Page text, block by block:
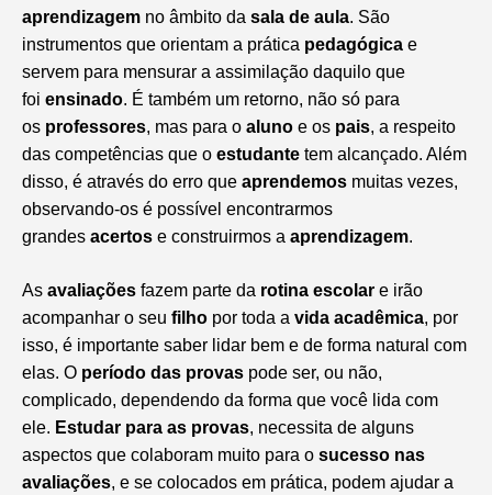
aprendizagem no âmbito da sala de aula. São
instrumentos que orientam a prática pedagógica e
servem para mensurar a assimilação daquilo que
foi ensinado. É também um retorno, não só para
os professores, mas para o aluno e os pais, a respeito
das competências que o estudante tem alcançado. Além
disso, é através do erro que aprendemos muitas vezes,
observando-os é possível encontrarmos
grandes acertos e construirmos a aprendizagem.
As avaliações fazem parte da rotina escolar e irão
acompanhar o seu filho por toda a vida acadêmica, por
isso, é importante saber lidar bem e de forma natural com
elas. O período das provas pode ser, ou não,
complicado, dependendo da forma que você lida com
ele. Estudar para as provas, necessita de alguns
aspectos que colaboram muito para o sucesso nas
avaliações, e se colocados em prática, podem ajudar a